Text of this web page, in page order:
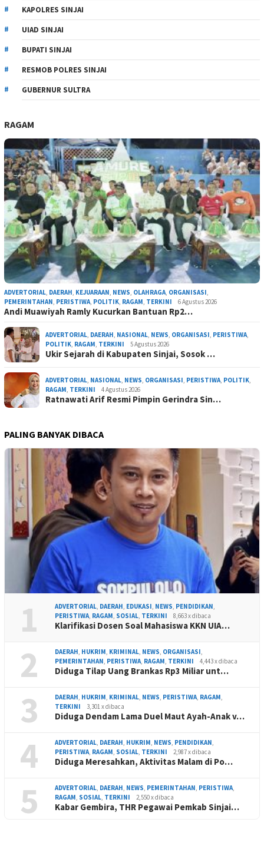
KAPOLRES SINJAI
UIAD SINJAI
BUPATI SINJAI
RESMOB POLRES SINJAI
GUBERNUR SULTRA
RAGAM
ADVERTORIAL, DAERAH, KEJUARAAN, NEWS, OLAHRAGA, ORGANISASI,
PEMERINTAHAN, PERISTIWA, POLITIK, RAGAM, TERKINI 6 Agustus 2026
Andi Muawiyah Ramly Kucurkan Bantuan Rp2…
ADVERTORIAL, DAERAH, NASIONAL, NEWS, ORGANISASI, PERISTIWA,
POLITIK, RAGAM, TERKINI 5 Agustus 2026
Ukir Sejarah di Kabupaten Sinjai, Sosok …
ADVERTORIAL, NASIONAL, NEWS, ORGANISASI, PERISTIWA, POLITIK,
RAGAM, TERKINI 4 Agustus 2026
Ratnawati Arif Resmi Pimpin Gerindra Sin…
PALING BANYAK DIBACA
1 ADVERTORIAL, DAERAH, EDUKASI, NEWS, PENDIDIKAN,
PERISTIWA, RAGAM, SOSIAL, TERKINI 8,663 x dibaca
Klarifikasi Dosen Soal Mahasiswa KKN UIA…
2 DAERAH, HUKRIM, KRIMINAL, NEWS, ORGANISASI,
PEMERINTAHAN, PERISTIWA, RAGAM, TERKINI 4,443 x dibaca
Diduga Tilap Uang Brankas Rp3 Miliar unt…
3 DAERAH, HUKRIM, KRIMINAL, NEWS, PERISTIWA, RAGAM,
TERKINI
3,301 x dibaca
Diduga Dendam Lama Duel Maut Ayah-Anak v…
4 ADVERTORIAL, DAERAH, HUKRIM, NEWS, PENDIDIKAN,
PERISTIWA, RAGAM, SOSIAL, TERKINI 2,987 x dibaca
Diduga Meresahkan, Aktivitas Malam di Po…
5 ADVERTORIAL, DAERAH, NEWS, PEMERINTAHAN, PERISTIWA,
RAGAM, SOSIAL, TERKINI 2,550 x dibaca
Kabar Gembira, THR Pegawai Pemkab Sinjai…